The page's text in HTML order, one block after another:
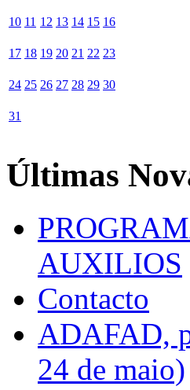
10 11 12 13 14 15 16
17 18 19 20 21 22 23
24 25 26 27 28 29 30
31
Últimas
AUXILIOS
Contacto
ADAFAD,
24 de maio)